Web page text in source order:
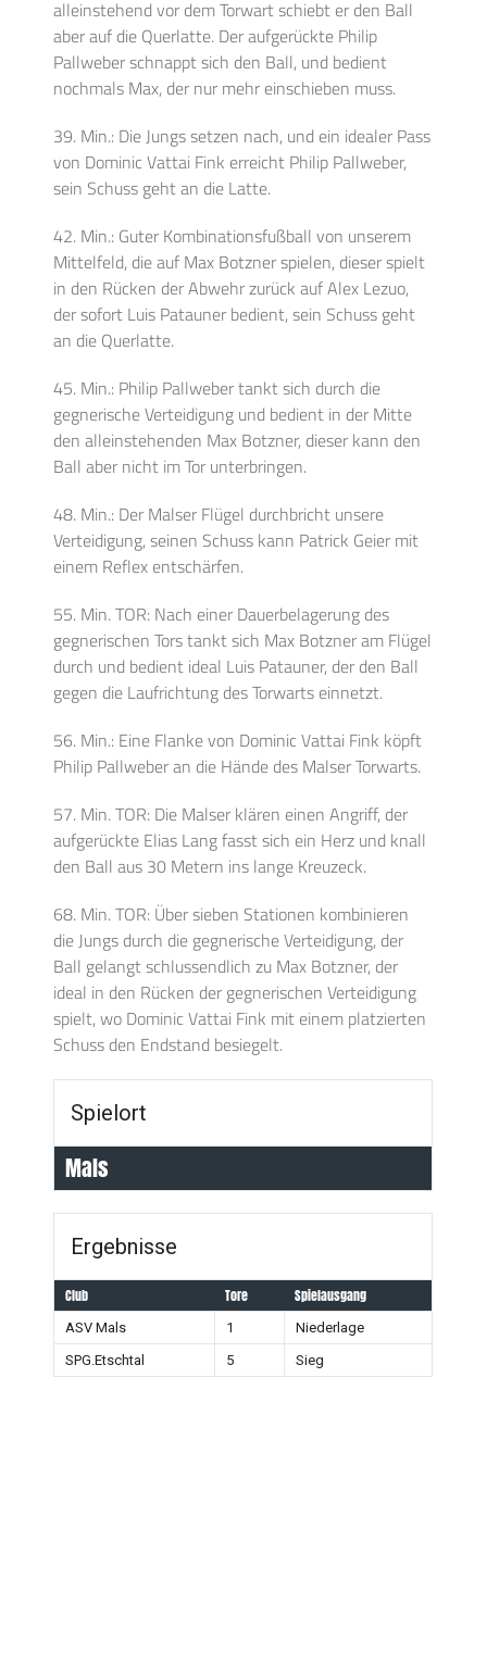
alleinstehend vor dem Torwart schiebt er den Ball
aber auf die Querlatte. Der aufgerückte Philip
Pallweber schnappt sich den Ball, und bedient
nochmals Max, der nur mehr einschieben muss.
39. Min.: Die Jungs setzen nach, und ein idealer Pass
von Dominic Vattai Fink erreicht Philip Pallweber,
sein Schuss geht an die Latte.
42. Min.: Guter Kombinationsfußball von unserem
Mittelfeld, die auf Max Botzner spielen, dieser spielt
in den Rücken der Abwehr zurück auf Alex Lezuo,
der sofort Luis Patauner bedient, sein Schuss geht
an die Querlatte.
45. Min.: Philip Pallweber tankt sich durch die
gegnerische Verteidigung und bedient in der Mitte
den alleinstehenden Max Botzner, dieser kann den
Ball aber nicht im Tor unterbringen.
48. Min.: Der Malser Flügel durchbricht unsere
Verteidigung, seinen Schuss kann Patrick Geier mit
einem Reflex entschärfen.
55. Min. TOR: Nach einer Dauerbelagerung des
gegnerischen Tors tankt sich Max Botzner am Flügel
durch und bedient ideal Luis Patauner, der den Ball
gegen die Laufrichtung des Torwarts einnetzt.
56. Min.: Eine Flanke von Dominic Vattai Fink köpft
Philip Pallweber an die Hände des Malser Torwarts.
57. Min. TOR: Die Malser klären einen Angriff, der
aufgerückte Elias Lang fasst sich ein Herz und knall
den Ball aus 30 Metern ins lange Kreuzeck.
68. Min. TOR: Über sieben Stationen kombinieren
die Jungs durch die gegnerische Verteidigung, der
Ball gelangt schlussendlich zu Max Botzner, der
ideal in den Rücken der gegnerischen Verteidigung
spielt, wo Dominic Vattai Fink mit einem platzierten
Schuss den Endstand besiegelt.
Spielort
Mals
Ergebnisse
Club Tore Spielausgang
ASV Mals 1
Niederlage
SPG.Etschtal
5 Sieg